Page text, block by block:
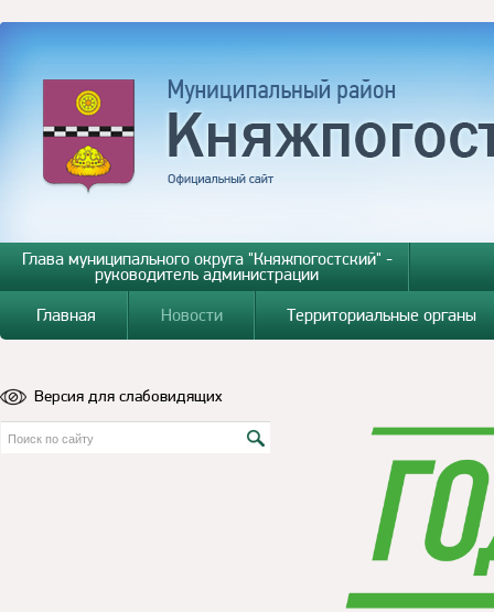
Глава муниципального округа "Княжпогостский" -
руководитель администрации
Главная
Новости Территориальные органы
Версия для слабовидящих